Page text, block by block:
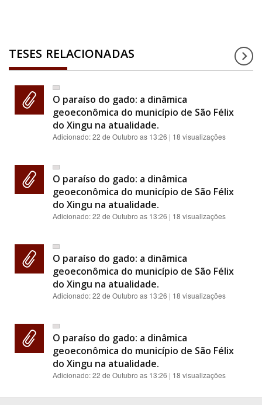
TESES RELACIONADAS
O paraíso do gado: a dinâmica
geoeconômica do município de São Félix
do Xingu na atualidade.
Adicionado:22 de Outubro as 13:26 | 18 visualizações
O paraíso do gado: a dinâmica
geoeconômica do município de São Félix
do Xingu na atualidade.
Adicionado:22 de Outubro as 13:26 | 18 visualizações
O paraíso do gado: a dinâmica
geoeconômica do município de São Félix
do Xingu na atualidade.
Adicionado:22 de Outubro as 13:26 | 18 visualizações
O paraíso do gado: a dinâmica
geoeconômica do município de São Félix
do Xingu na atualidade.
Adicionado:22 de Outubro as 13:26 | 18 visualizações